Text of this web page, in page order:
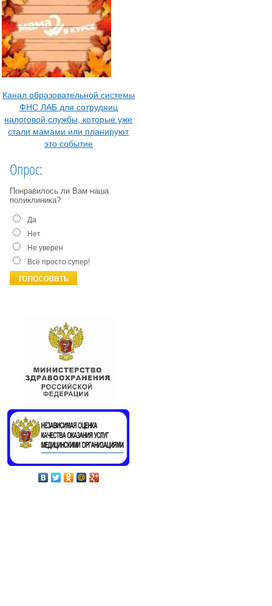
Канал образовательной системы
ФНС ЛАБ для сотрудниц
налоговой службы, которые уже
стали мамами или планируют
это событие
Опрос:
Понравилось ли Вам наша
поликлиника?
Да
Нет
Не уверен
Всё просто супер!